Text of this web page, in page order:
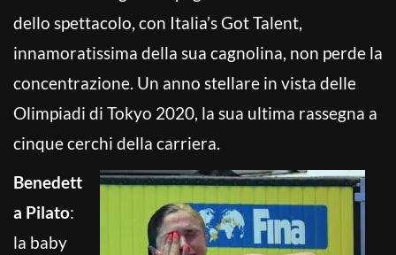
dello spettacolo, con Italia’s Got Talent,
innamoratissima della sua cagnolina, non perde la
concentrazione. Un anno stellare in vista delle
Olimpiadi di Tokyo 2020, la sua ultima rassegna a
cinque cerchi della carriera.
Benedett
a Pilato:
la baby